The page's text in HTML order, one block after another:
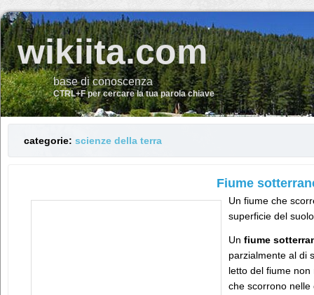
wikiita.com
base di conoscenza
CTRL+F per cercare la tua parola chiave
categorie: scienze della terra
Fiume
Un fiume che
superficie del suolo
Un fiume
parzialmente al di
letto del fiume
che scorrono nelle